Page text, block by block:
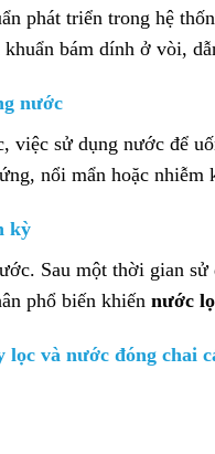
phát triển trong hệ
bám dính ở vòi,
nước
sử dụng nước để
nổi mẩn hoặc nhiễm
kỳ
Sau một thời gian
phổ biến khiến nước
lọc và nước đóng chai